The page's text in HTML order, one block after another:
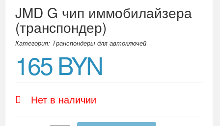
JMD G чип иммобилайзера
(транспондер)
Категория: Транспондеры для автоключей
165 BYN
Нет в наличии